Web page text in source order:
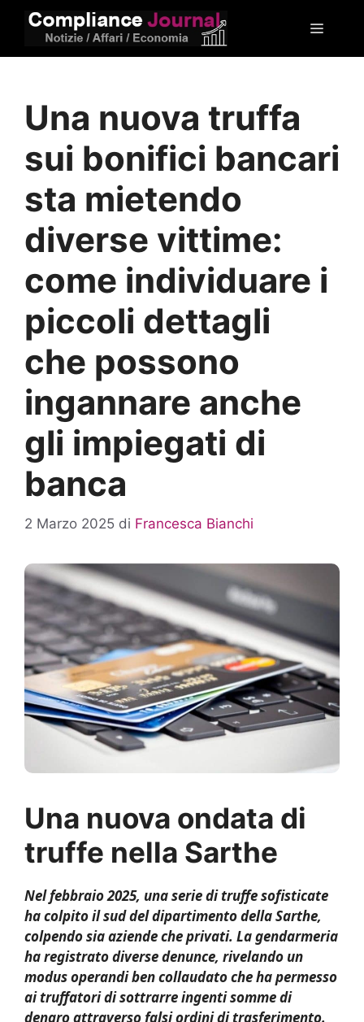
Menu
Una nuova truffa
sui bonifici bancari
sta mietendo
diverse vittime:
come individuare i
piccoli dettagli
che possono
ingannare anche
gli impiegati di
banca
2 Marzo 2025 di Francesca Bianchi
Una nuova ondata di
truffe nella Sarthe
Nel febbraio 2025, una serie di truffe sofisticate
ha colpito il sud del dipartimento della Sarthe,
colpendo sia aziende che privati. La gendarmeria
ha registrato diverse denunce, rivelando un
modus operandi ben collaudato che ha permesso
ai truffatori di sottrarre ingenti somme di
denaro attraverso falsi ordini di trasferimento.